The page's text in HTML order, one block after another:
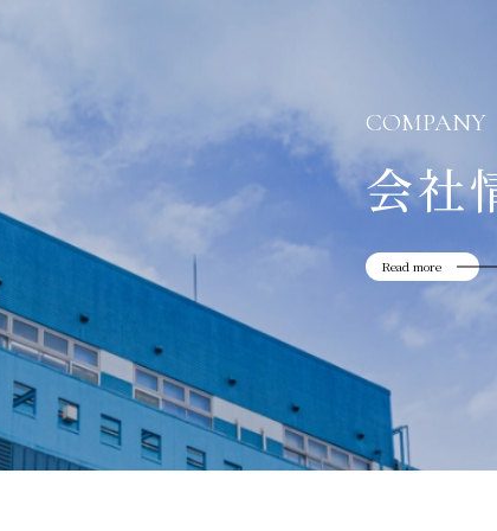
COMPANY
会社
Read more